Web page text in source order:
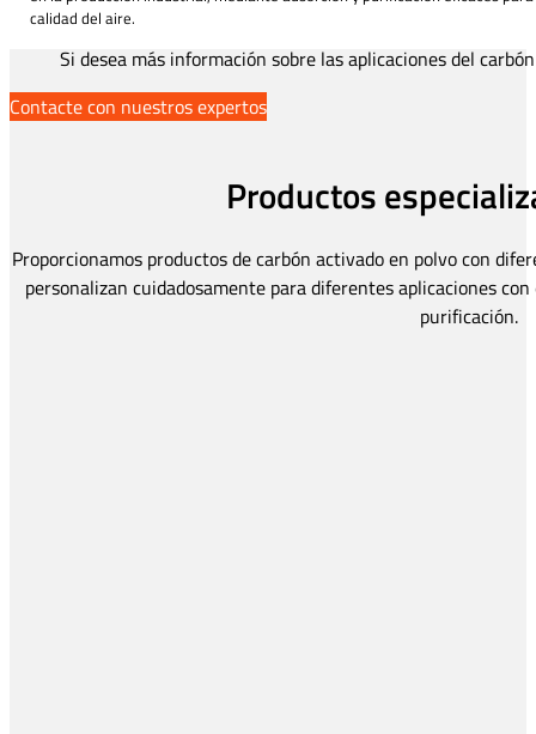
calidad del aire.
Si desea más información sobre las aplicaciones del
Contacte con nuestros expertos
Productos
Proporcionamos productos de carbón activado en polvo con
personalizan cuidadosamente para diferentes aplicaciones
purificación.